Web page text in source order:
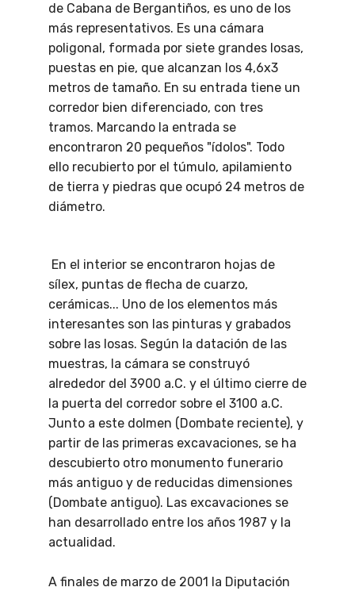
de Cabana de Bergantiños, es uno de los
más representativos. Es una cámara
poligonal, formada por siete grandes losas,
puestas en pie, que alcanzan los 4,6x3
metros de tamaño. En su entrada tiene un
corredor bien diferenciado, con tres
tramos. Marcando la entrada se
encontraron 20 pequeños "ídolos". Todo
ello recubierto por el túmulo, apilamiento
de tierra y piedras que ocupó 24 metros de
diámetro.
En el interior se encontraron hojas de
sílex, puntas de flecha de cuarzo,
cerámicas... Uno de los elementos más
interesantes son las pinturas y grabados
sobre las losas. Según la datación de las
muestras, la cámara se construyó
alrededor del 3900 a.C. y el último cierre de
la puerta del corredor sobre el 3100 a.C.
Junto a este dolmen (Dombate reciente), y
partir de las primeras excavaciones, se ha
descubierto otro monumento funerario
más antiguo y de reducidas dimensiones
(Dombate antiguo). Las excavaciones se
han desarrollado entre los años 1987 y la
actualidad.
A finales de marzo de 2001 la Diputación